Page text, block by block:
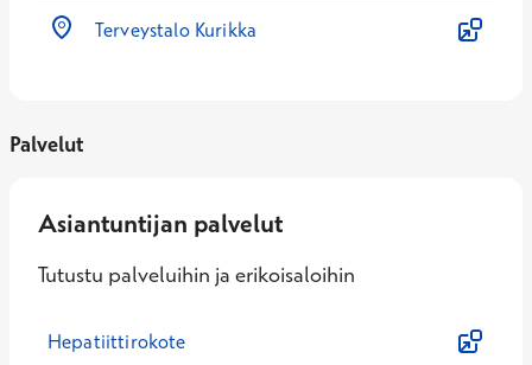
Terveystalo Kurikka
Palvelut
Asiantuntijan palvelut
Tutustu palveluihin ja erikoisaloihin
Hepatiittirokote